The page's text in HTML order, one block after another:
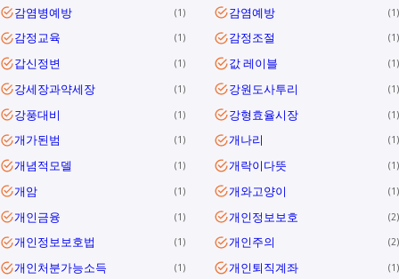
감염병예방 1 감염예방 1
감정교육 1 감정조절 1
갑신정변 1 값 레이블 1
강세장과약세장 1 강원도사투리 1
강풍대비 1 강형효율시장 1
개가된범 1 개나리 1
개념적모델 1 개락이다뜻 1
개암 1 개와고양이 1
개인금융 1 개인정보보호 2
개인정보보호법 1 개인주의 2
개인처분가능소득 1 개인퇴직계좌 1